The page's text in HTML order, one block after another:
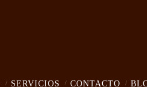
SERVICIOS CONTACTO